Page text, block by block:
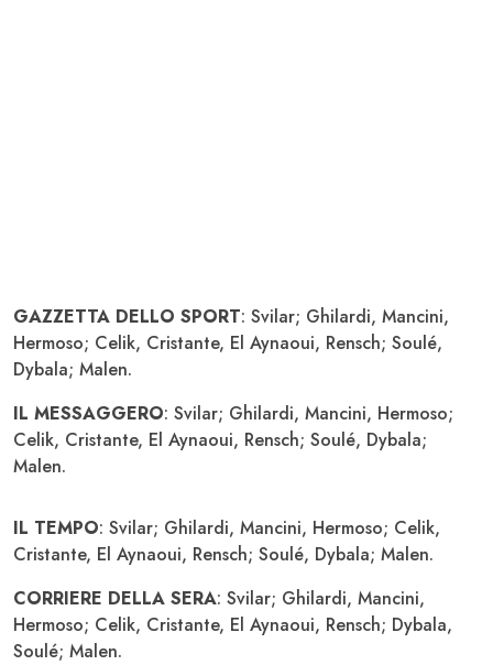
GAZZETTA DELLO SPORT: Svilar; Ghilardi, Mancini,
Hermoso; Celik, Cristante, El Aynaoui, Rensch; Soulé,
Dybala; Malen.
IL MESSAGGERO: Svilar; Ghilardi, Mancini, Hermoso;
Celik, Cristante, El Aynaoui, Rensch; Soulé, Dybala;
Malen.
IL TEMPO: Svilar; Ghilardi, Mancini, Hermoso; Celik,
Cristante, El Aynaoui, Rensch; Soulé, Dybala; Malen.
CORRIERE DELLA SERA: Svilar; Ghilardi, Mancini,
Hermoso; Celik, Cristante, El Aynaoui, Rensch; Dybala,
Soulé; Malen.